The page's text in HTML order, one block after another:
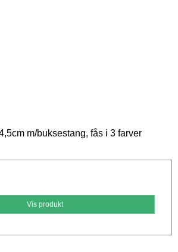
m/buksestang, fås i 3 farver
Vis produkt